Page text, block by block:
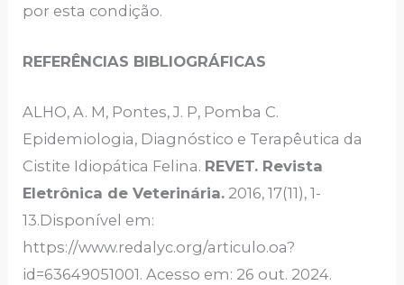
por esta condição.
REFERÊNCIAS BIBLIOGRÁFICAS
ALHO, A. M, Pontes, J. P, Pomba C.
Epidemiologia, Diagnóstico e Terapêutica da
Cistite Idiopática Felina. REVET. Revista
Eletrônica de Veterinária. 2016, 17(11), 1-
13.Disponível em:
https://www.redalyc.org/articulo.oa?
id=63649051001. Acesso em: 26 out. 2024.